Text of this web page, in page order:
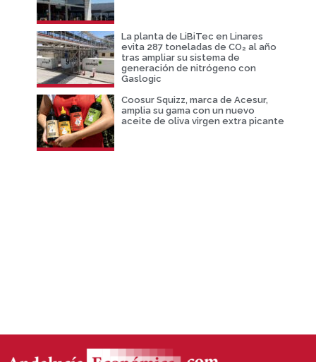
La planta de LiBiTec en Linares
evita 287 toneladas de CO₂ al año
tras ampliar su sistema de
generación de nitrógeno con
Gaslogic
Coosur Squizz, marca de Acesur,
amplia su gama con un nuevo
aceite de oliva virgen extra picante